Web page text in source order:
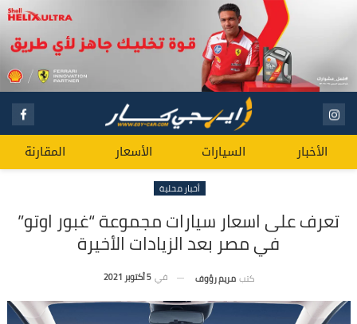
الأخبار السيارات الأسعار المقارنة
أخبار محلية
تعرف على اسعار سيارات مجموعة “غبور اوتو”
في مصر بعد الزيادات الأخيرة
كتب مريم رؤوف في 5 أكتوبر 2021